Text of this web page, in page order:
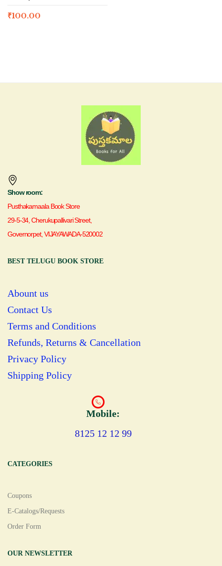
₹100.00
Show room:
Pusthakamaala Book Store
29-5-34, Cherukupallivari Street,
Governorpet, VIJAYAWADA-520002
BEST TELUGU BOOK STORE
Abount us
Contact Us
Terms and Conditions
Refunds, Returns & Cancellation
Privacy Policy
Shipping Policy
Mobile:
8125 12 12 99
CATEGORIES
Coupons
E-Catalogs/Requests
Order Form
OUR NEWSLETTER